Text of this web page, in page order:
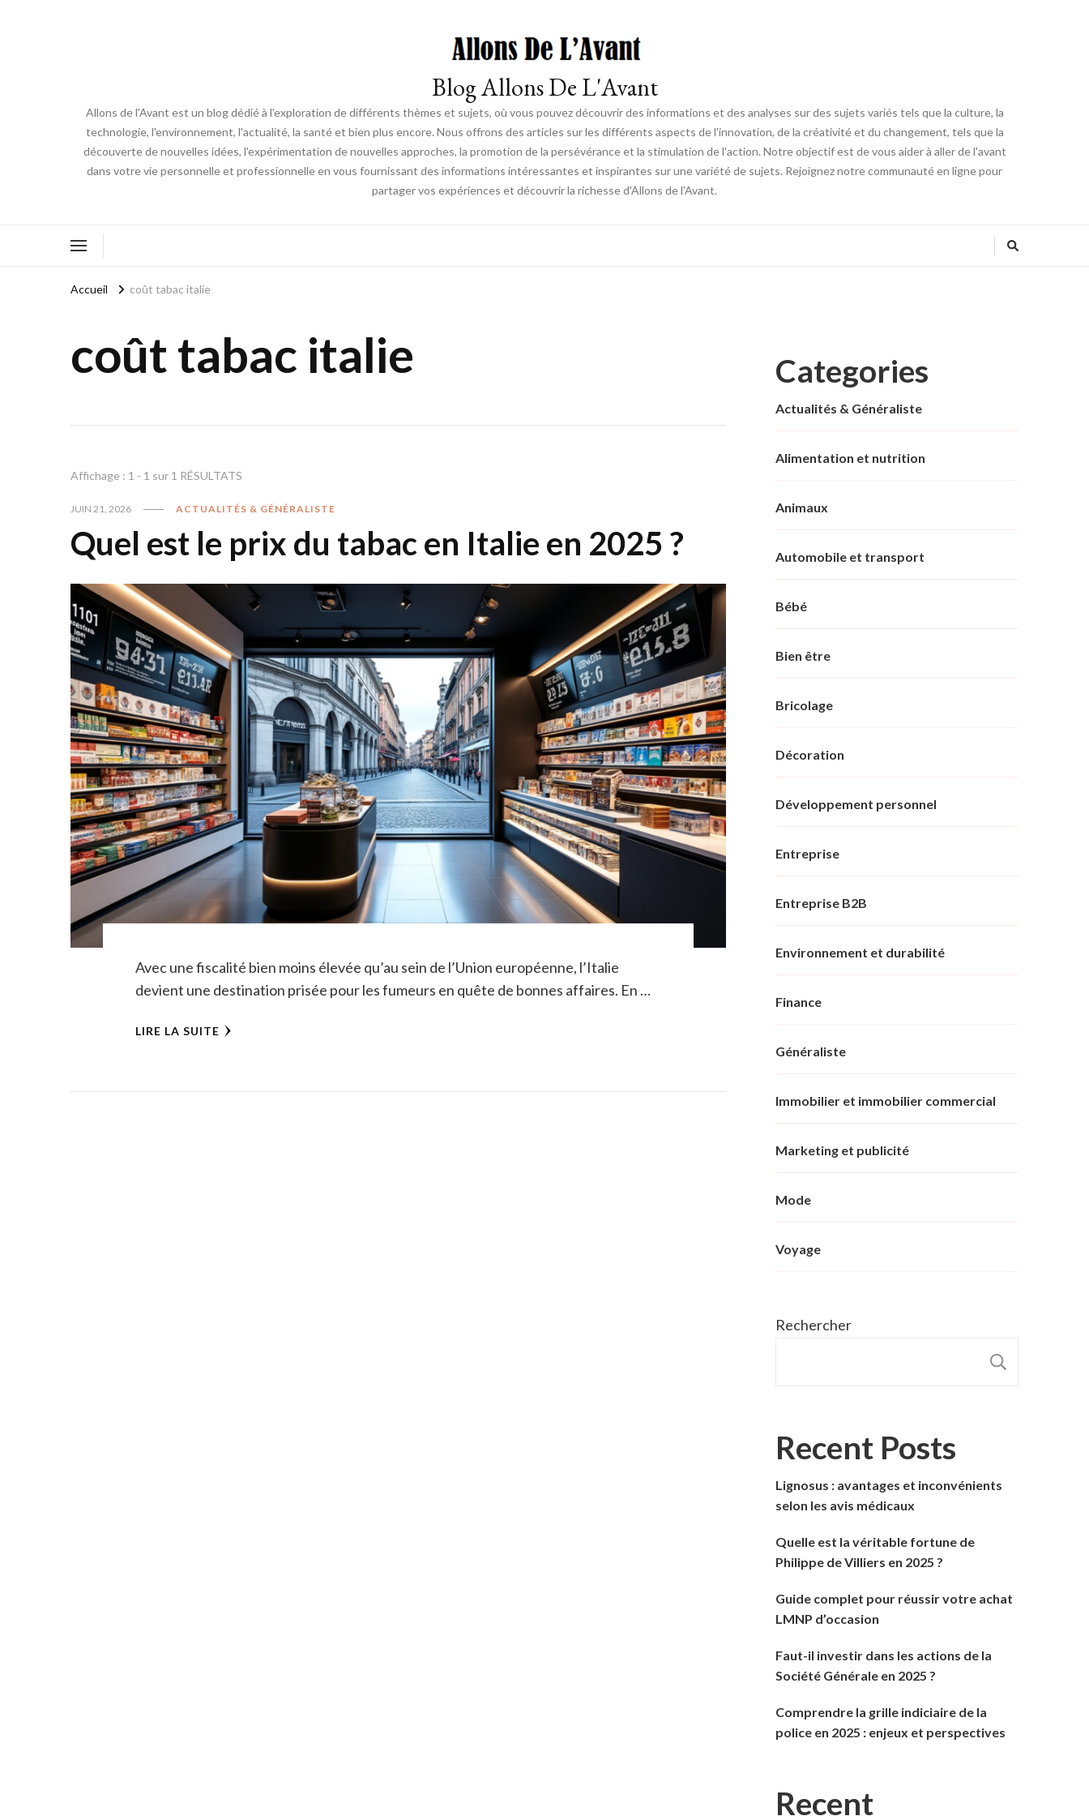
Blog Allons De L'Avant
Allons de l'Avant est un blog dédié à l'exploration de différents thèmes et sujets, où vous pouvez découvrir des informations et des analyses sur des sujets variés tels que la culture, la
technologie, l'environnement, l'actualité, la santé et bien plus encore. Nous offrons des articles sur les différents aspects de l'innovation, de la créativité et du changement, tels que la
découverte de nouvelles idées, l'expérimentation de nouvelles approches, la promotion de la persévérance et la stimulation de l'action. Notre objectif est de vous aider à aller de l'avant
dans votre vie personnelle et professionnelle en vous fournissant des informations intéressantes et inspirantes sur une variété de sujets. Rejoignez notre communauté en ligne pour
partager vos expériences et découvrir la richesse d'Allons de l'Avant.
Accueil coût tabac italie
coût tabac italie
Affichage : 1 - 1 sur 1 RÉSULTATS
JUIN 21, 2026 ACTUALITÉS & GÉNÉRALISTE
Quel est le prix du tabac en Italie en 2025 ?
Avec une fiscalité bien moins élevée qu’au sein de l’Union européenne, l’Italie
devient une destination prisée pour les fumeurs en quête de bonnes affaires. En …
LIRE LA SUITE
Categories
Actualités & Généraliste
Alimentation et nutrition
Animaux
Automobile et transport
Bébé
Bien être
Bricolage
Décoration
Développement personnel
Entreprise
Entreprise B2B
Environnement et durabilité
Finance
Généraliste
Immobilier et immobilier commercial
Marketing et publicité
Mode
Voyage
Rechercher
Recent Posts
Lignosus : avantages et inconvénients
selon les avis médicaux
Quelle est la véritable fortune de
Philippe de Villiers en 2025 ?
Guide complet pour réussir votre achat
LMNP d’occasion
Faut-il investir dans les actions de la
Société Générale en 2025 ?
Comprendre la grille indiciaire de la
police en 2025 : enjeux et perspectives
Recent